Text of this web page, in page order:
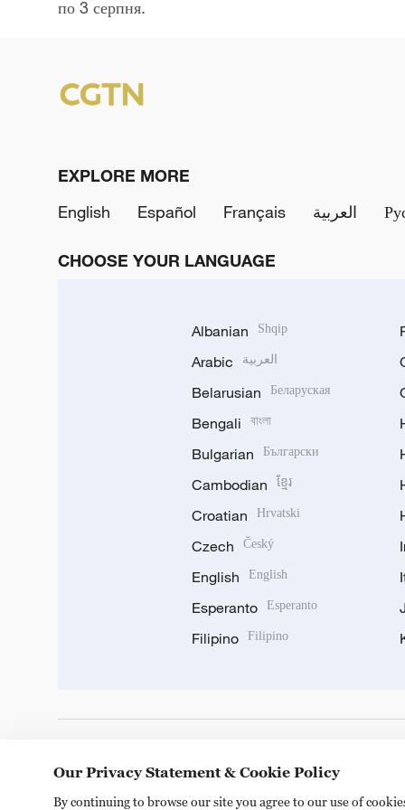
по 3 серпня.
EXPLORE MORE
English
Español Français العربية
CHOOSE YOUR LANGUAGE
Albanian Shqip
Arabic العربية
Belarusian Беларуская
Bengali বাংলা
Bulgarian Български
Cambodian ខ្មែរ
Croatian Hrvatski
Czech Český
English English
Esperanto Esperanto
Filipino Filipino
Our Privacy Statement & Cookie Policy
By continuing to browse our site you agree to our use of